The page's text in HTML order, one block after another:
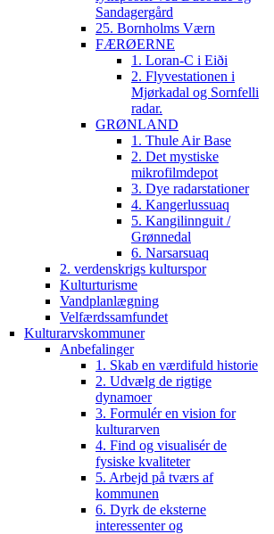
Sandagergård
25. Bornholms Værn
FÆRØERNE
1. Loran-C i Eiði
2. Flyvestationen i
Mjørkadal og Sornfelli
radar.
GRØNLAND
1. Thule Air Base
2. Det mystiske
mikrofilmdepot
3. Dye radarstationer
4. Kangerlussuaq
5. Kangilinnguit /
Grønnedal
6. Narsarsuaq
2. verdenskrigs kulturspor
Kulturturisme
Vandplanlægning
Velfærdssamfundet
Kulturarvskommuner
Anbefalinger
1. Skab en værdifuld historie
2. Udvælg de rigtige
dynamoer
3. Formulér en vision for
kulturarven
4. Find og visualisér de
fysiske kvaliteter
5. Arbejd på tværs af
kommunen
6. Dyrk de eksterne
interessenter og